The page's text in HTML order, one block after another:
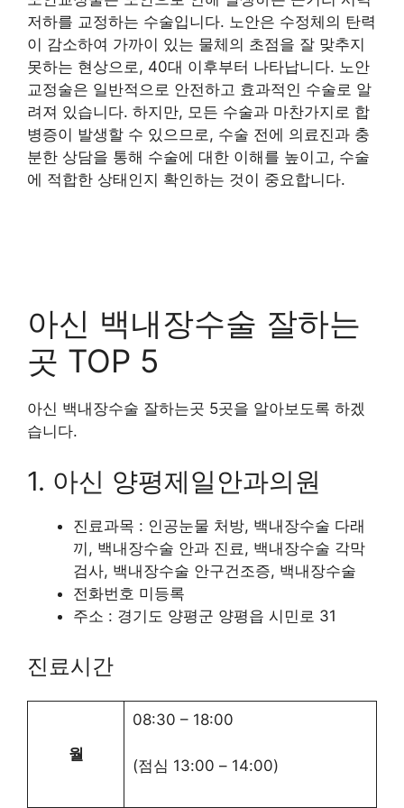
저하를 교정하는 수술입니다. 노안은 수정체의 탄력
이 감소하여 가까이 있는 물체의 초점을 잘 맞추지
못하는 현상으로, 40대 이후부터 나타납니다. 노안
교정술은 일반적으로 안전하고 효과적인 수술로 알
려져 있습니다. 하지만, 모든 수술과 마찬가지로 합
병증이 발생할 수 있으므로, 수술 전에 의료진과 충
분한 상담을 통해 수술에 대한 이해를 높이고, 수술
에 적합한 상태인지 확인하는 것이 중요합니다.
아신 백내장수술 잘하는
곳 TOP 5
아신 백내장수술 잘하는곳 5곳을 알아보도록 하겠
습니다.
1. 아신 양평제일안과의원
진료과목 : 인공눈물 처방, 백내장수술 다래
끼, 백내장수술 안과 진료, 백내장수술 각막
검사, 백내장수술 안구건조증, 백내장수술
전화번호 미등록
주소 : 경기도 양평군 양평읍 시민로 31
진료시간
월
08:30 – 18:00
(점심 13:00 – 14:00)